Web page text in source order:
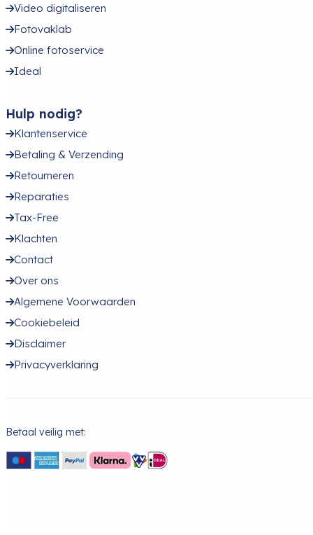
Video digitaliseren
Fotovaklab
Online fotoservice
Ideal
Hulp nodig?
Klantenservice
Betaling & Verzending
Retourneren
Reparaties
Tax-Free
Klachten
Contact
Over ons
Algemene Voorwaarden
Cookiebeleid
Disclaimer
Privacyverklaring
Betaal veilig met: